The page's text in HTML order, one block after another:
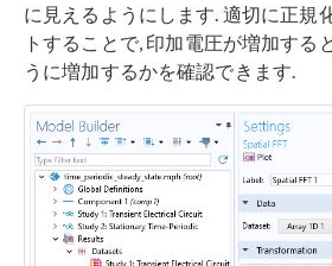
に見えるようにします. 適切に正規
トすることで, 印加電圧が増加する
うに増加するかを確認できます.